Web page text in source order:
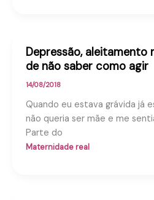
Depressão, aleitamento
de não saber como agir
14/08/2018
Quando eu estava grávida já
não queria ser mãe e me
Parte do
Maternidade real